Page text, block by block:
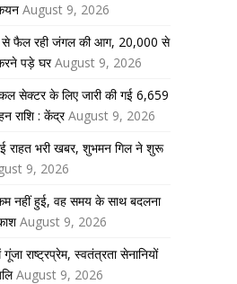
August 9, 2026
से फैल रही जंगल की आग, 20,000 से
पड़े घर August 9, 2026
सेक्टर के लिए जारी की गई 6,659
राशि : केंद्र August 9, 2026
राहत भरी खबर, शुभमन गिल ने शुरू
9, 2026
नहीं हुई, वह समय के साथ बदलना
August 9, 2026
राष्ट्रप्रेम, स्वतंत्रता सेनानियों
August 9, 2026